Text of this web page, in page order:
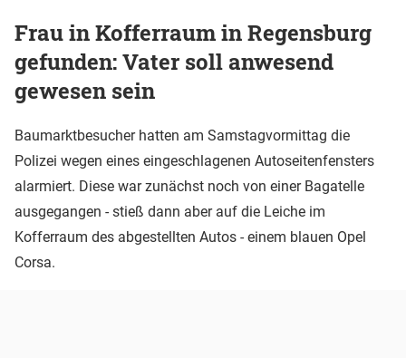
Frau in Kofferraum in Regensburg
gefunden: Vater soll anwesend
gewesen sein
Baumarktbesucher hatten am Samstagvormittag die
Polizei wegen eines eingeschlagenen Autoseitenfensters
alarmiert. Diese war zunächst noch von einer Bagatelle
ausgegangen - stieß dann aber auf die Leiche im
Kofferraum des abgestellten Autos - einem blauen Opel
Corsa.